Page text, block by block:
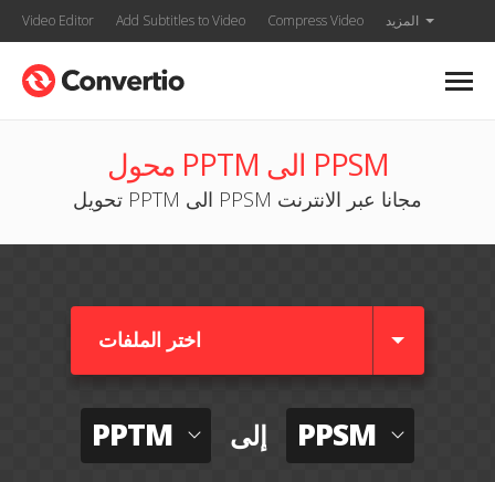
Video Editor Add Subtitles to Video Compress Video المزيد
محول PPTM الى PPSM
تحويل PPTM الى PPSM مجانا عبر الانترنت
اختر الملفات
PPTM إلى PPSM